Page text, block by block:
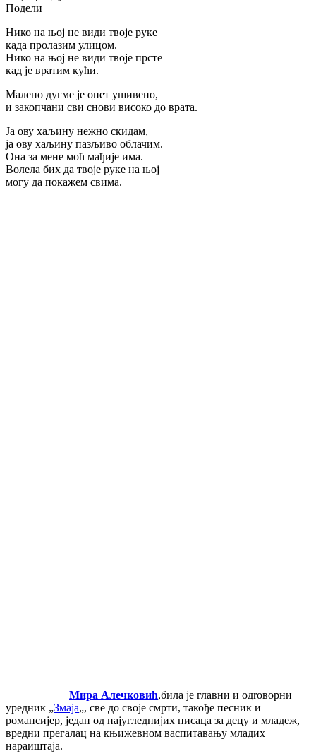
Подели
Нико на њој не види твоје руке
када пролазим улицом.
Нико на њој не види твоје прсте
кад је вратим кући.
Малено дугме је опет ушивено,
и закопчани сви снови високо до врата.
Ја ову хаљину нежно скидам,
ја ову хаљину пазљиво облачим.
Она за мене моћ мађије има.
Волела бих да твоје руке на њој
могу да покажем свима.
Мира Алечковић,била је главни и одroворни
уредник „Змаја„, све до своје смрти, такође песник и
романсијер, један од најугледнијих писаца за децу и младеж,
вредни прегалац на књижевном васпитавању младих
нараиштаја.